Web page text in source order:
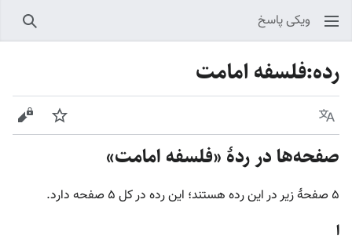
ویکی پاسخ
رده:فلسفه امامت
زبان پیگیری
صفحه‌ها در ردهٔ «فلسفه امامت»
۵ صفحۀ زیر در این رده هستند؛ این رده در کل ۵ صفحه دارد.
ا